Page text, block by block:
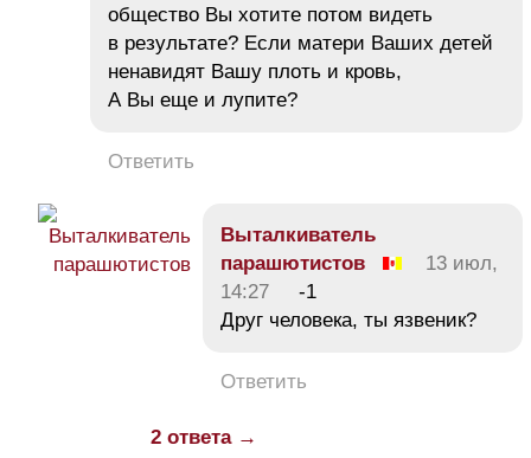
общество Вы хотите потом видеть
в результате? Если матери Ваших детей
ненавидят Вашу плоть и кровь,
А Вы еще и лупите?
Ответить
Bыталкиватель
парашютистов
13 июл,
14:27
-1
Друг человека, ты язвеник?
Ответить
2 ответа →